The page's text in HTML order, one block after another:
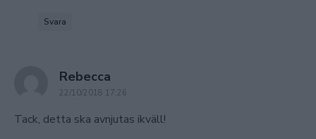
Svara
Rebecca
22/10/2018 17:26
Tack, detta ska avnjutas ikväll!